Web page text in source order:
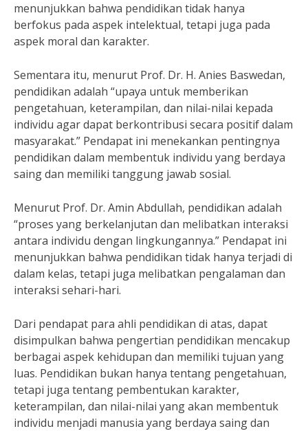
menunjukkan bahwa pendidikan tidak hanya
berfokus pada aspek intelektual, tetapi juga pada
aspek moral dan karakter.
Sementara itu, menurut Prof. Dr. H. Anies Baswedan,
pendidikan adalah “upaya untuk memberikan
pengetahuan, keterampilan, dan nilai-nilai kepada
individu agar dapat berkontribusi secara positif dalam
masyarakat.” Pendapat ini menekankan pentingnya
pendidikan dalam membentuk individu yang berdaya
saing dan memiliki tanggung jawab sosial.
Menurut Prof. Dr. Amin Abdullah, pendidikan adalah
“proses yang berkelanjutan dan melibatkan interaksi
antara individu dengan lingkungannya.” Pendapat ini
menunjukkan bahwa pendidikan tidak hanya terjadi di
dalam kelas, tetapi juga melibatkan pengalaman dan
interaksi sehari-hari.
Dari pendapat para ahli pendidikan di atas, dapat
disimpulkan bahwa pengertian pendidikan mencakup
berbagai aspek kehidupan dan memiliki tujuan yang
luas. Pendidikan bukan hanya tentang pengetahuan,
tetapi juga tentang pembentukan karakter,
keterampilan, dan nilai-nilai yang akan membentuk
individu menjadi manusia yang berdaya saing dan